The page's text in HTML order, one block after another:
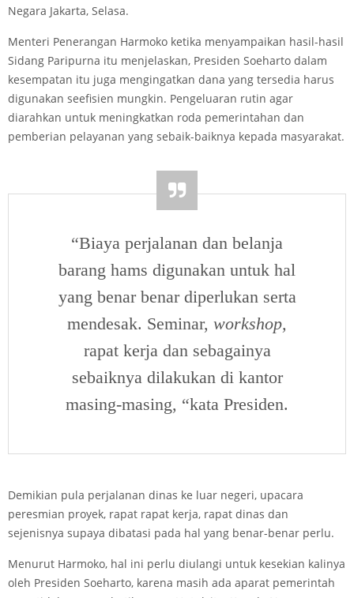
Negara Jakarta, Selasa.
Menteri Penerangan Harmoko ketika menyampaikan hasil-hasil
Sidang Paripurna itu menjelaskan, Presiden Soeharto dalam
kesempatan itu juga mengingatkan dana yang tersedia harus
digunakan seefisien mungkin. Pengeluaran rutin agar
diarahkan untuk meningkatkan roda pemerintahan dan
pemberian pelayanan yang sebaik-baiknya kepada masyarakat.
“Biaya perjalanan dan belanja
barang hams digunakan untuk hal
yang benar­ benar diperlukan serta
mendesak. Seminar, workshop,
rapat kerja dan sebagainya
sebaiknya dilakukan di kantor
masing-masing, “kata Presiden.
Demikian pula perjalanan dinas ke luar negeri, upacara
peresmian proyek, rapat­ rapat kerja, rapat dinas dan
sejenisnya supaya dibatasi pada hal yang benar-benar perlu.
Menurut Harmoko, hal ini perlu diulangi untuk kesekian kalinya
oleh Presiden Soeharto, karena masih ada aparat pemerintah